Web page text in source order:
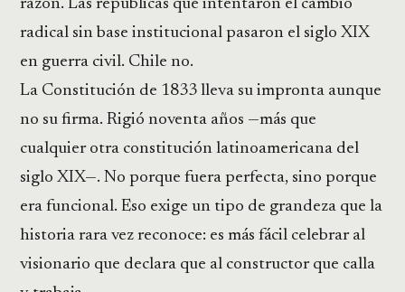
razón. Las repúblicas que intentaron el cambio
radical sin base institucional pasaron el siglo XIX
en guerra civil. Chile no.
La Constitución de 1833 lleva su impronta aunque
no su firma. Rigió noventa años —más que
cualquier otra constitución latinoamericana del
siglo XIX—. No porque fuera perfecta, sino porque
era funcional. Eso exige un tipo de grandeza que la
historia rara vez reconoce: es más fácil celebrar al
visionario que declara que al constructor que calla